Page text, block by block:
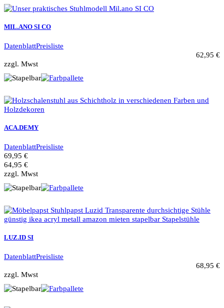
MIL.ANO SI CO
DatenblattPreisliste
62,95 €
zzgl. Mwst
ACA.DEMY
DatenblattPreisliste
69,95 €
64,95 €
zzgl. Mwst
LUZ.ID SI
DatenblattPreisliste
68,95 €
zzgl. Mwst